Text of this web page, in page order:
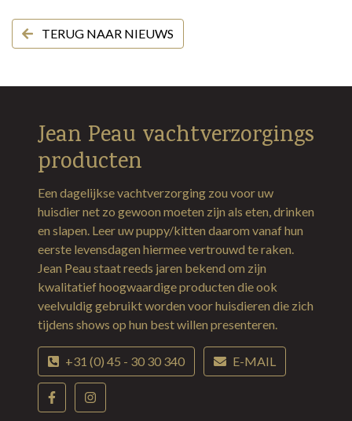
TERUG NAAR NIEUWS
Jean Peau vachtverzorgings
producten
Een dagelijkse vachtverzorging zou voor uw
huisdier net zo gewoon moeten zijn als eten, drinken
en slapen. Leer uw puppy/kitten daarom vanaf hun
eerste levensdagen hiermee vertrouwd te raken.
Jean Peau staat reeds jaren bekend om zijn
kwalitatief hoogwaardige producten die ook
veelvuldig gebruikt worden voor huisdieren die zich
tijdens shows op hun best willen presenteren.
+31 (0) 45 - 30 30 340 E-MAIL